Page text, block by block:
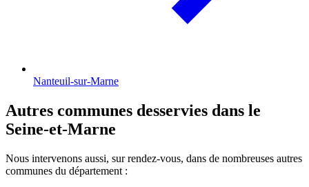
Nanteuil-sur-Marne
Autres communes desservies dans le
Seine-et-Marne
Nous intervenons aussi, sur rendez-vous, dans de nombreuses autres
communes du département :